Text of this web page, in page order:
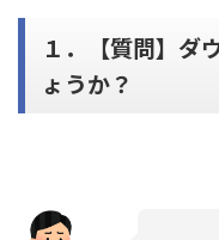
１．【質問】ダ
ょうか？